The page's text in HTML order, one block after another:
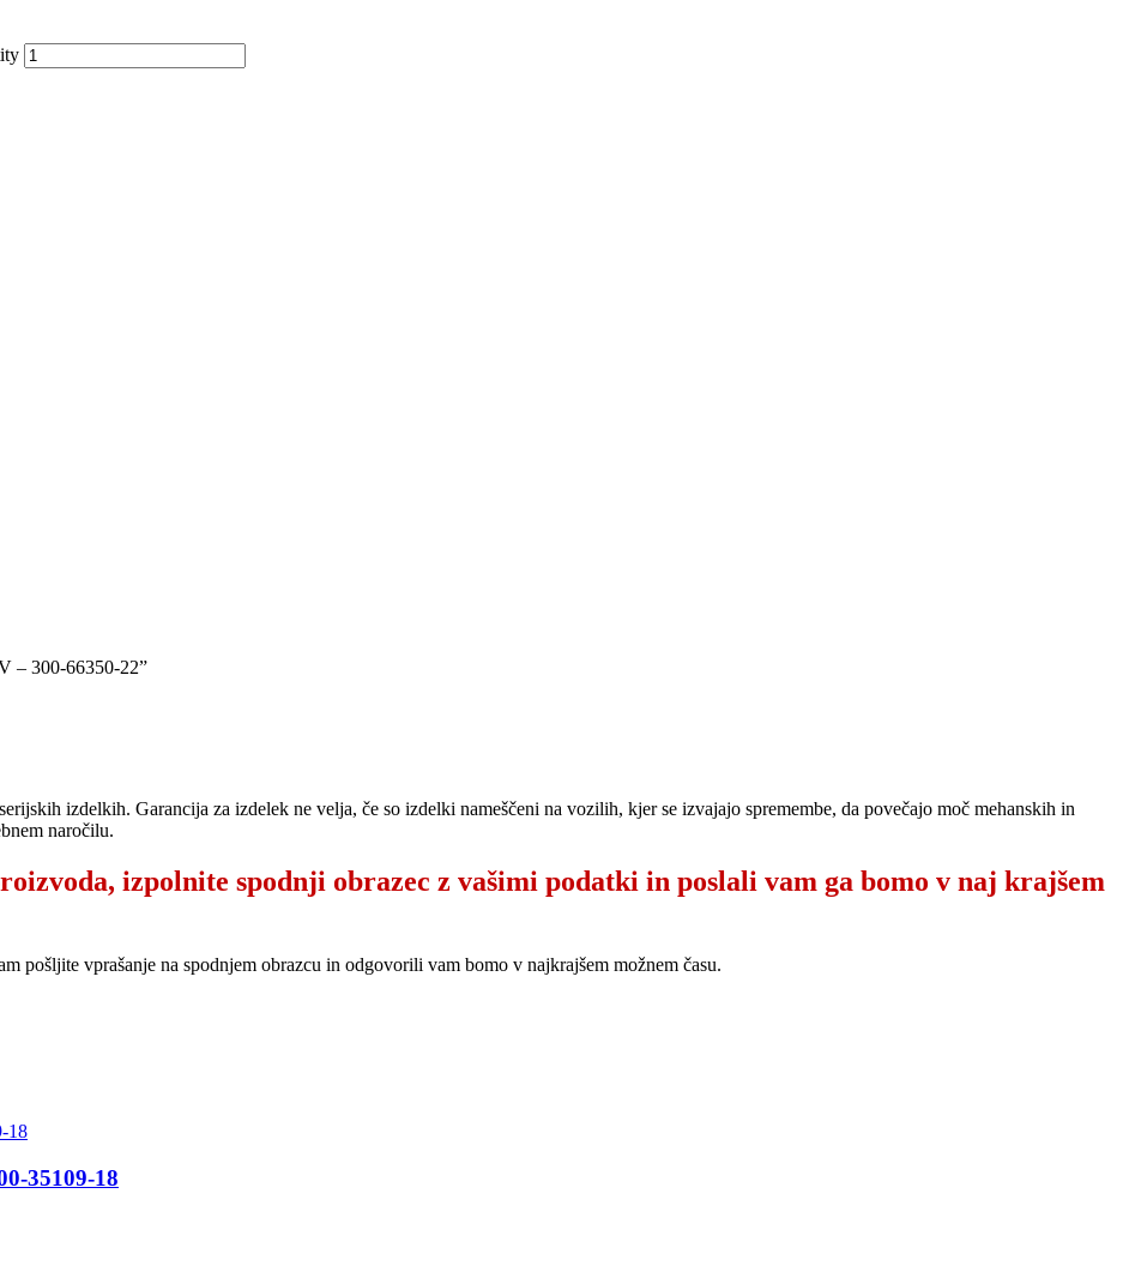
– 300-66350-22”
izdelkih. Garancija za izdelek ne velja, če so izdelki nameščeni na vozilih, kjer se izvajajo spremembe, da povečajo moč mehanskih in
naročilu.
izpolnite spodnji obrazec z vašimi podatki in poslali vam ga bomo v naj krajšem
pošljite vprašanje na spodnjem obrazcu in odgovorili vam bomo v najkrajšem možnem času.
35109-18